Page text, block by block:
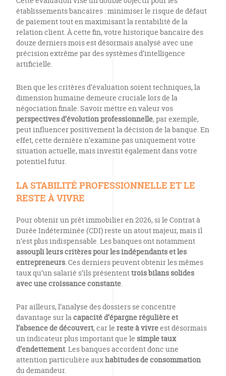
établissements bancaires : minimiser le risque de défaut
de paiement tout en maximisant la rentabilité de la
relation client. À cette fin, votre historique bancaire des
douze derniers mois est désormais analysé avec une
précision extrême par des systèmes d’intelligence
artificielle.
Bien que les critères d’évaluation soient techniques, la
dimension humaine demeure cruciale lors de la
négociation finale. Savoir mettre en valeur vos
perspectives d’évolution professionnelle, par exemple,
peut influencer positivement la décision de la banque. En
effet, cette dernière n’examine pas uniquement votre
situation actuelle, mais investit également dans votre
potentiel futur.
LA STABILITÉ PROFESSIONNELLE ET LE
RESTE À VIVRE
Pour obtenir un prêt immobilier en 2026, si le Contrat à
Durée Indéterminée (CDI) reste un atout majeur, mais il
n’est plus indispensable. Les banques ont notamment
assoupli leurs critères pour les indépendants et les
entrepreneurs. Ces derniers peuvent obtenir les mêmes
taux qu’un salarié s’ils présententtrois bilans solides
avec une croissance constante.
Par ailleurs, l’analyse des dossiers se concentre
davantage sur lacapacité d’épargne régulière et
l’absence de découvert, car le reste à vivreest désormais
un indicateur plus important que le simple taux
d’endettement. Les banques accordent donc une
attention particulière auxhabitudes de consommation
du demandeur.